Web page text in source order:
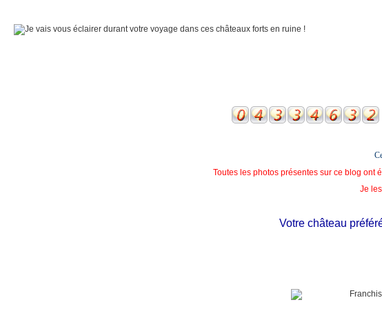
Toutes les photos présentes sur ce blog ont
Je
Votre château